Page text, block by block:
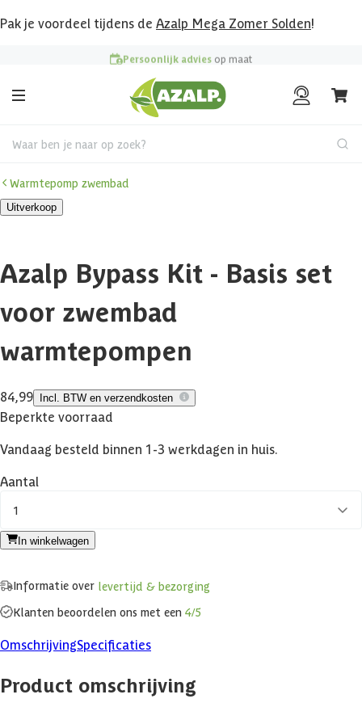
Pak je voordeel tijdens de Azalp Mega Zomer Solden!
Persoonlijk advies op maat
Waar ben je naar op zoek?
Warmtepomp zwembad
Uitverkoop
Azalp Bypass Kit - Basis set
voor zwembad
warmtepompen
84,99 Incl. BTW en verzendkosten
Beperkte voorraad
Vandaag besteld binnen 1-3 werkdagen in huis.
Aantal
1
In winkelwagen
Informatie over levertijd & bezorging
Klanten beoordelen ons met een 4/5
OmschrijvingSpecificaties
Product omschrijving